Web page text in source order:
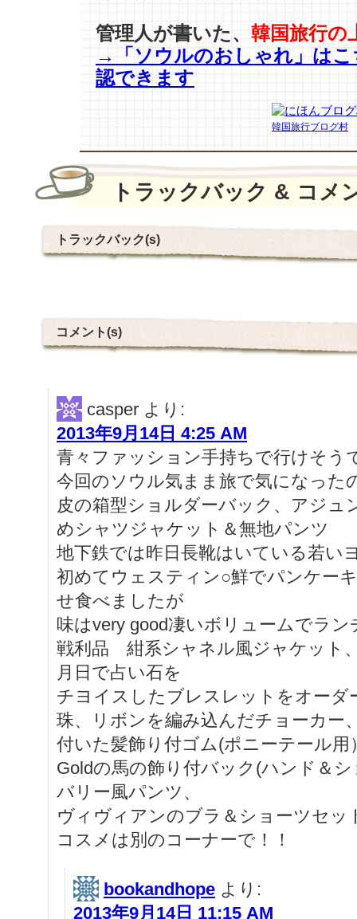
管理人が書いた、 韓国旅行の
→「ソウルのおしゃれ」はこ
認できます
韓国旅行ブログ村
トラックバック & コメ
トラックバック(s)
コメント(s)
casper より:
2013年9月14日 4:25 AM
青々ファッション手持ちで行けそう
今回のソウル気まま旅で気になった
皮の箱型ショルダーバック、アジュ
めシャツジャケット＆無地パンツ
地下鉄では昨日長靴はいている若い
初めてウェスティン○鮮でパンケー
せ食べましたが
味はvery good凄いボリュームでラ
戦利品 紺系シャネル風ジャケット
月日で占い石を
チヨイスしたブレスレットをオーダ
珠、リボンを編み込んだチョーカー
付いた髪飾り付ゴム(ポニーテール用
Goldの馬の飾り付バック(ハンド＆
バリー風パンツ、
ヴィヴィアンのブラ＆ショーツセ
コスメは別のコーナーで！！
bookandhope より:
2013年9月14日 11:15 AM